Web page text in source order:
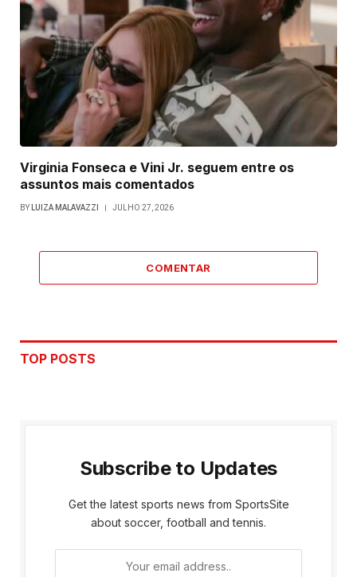
Virginia Fonseca e Vini Jr. seguem entre os
assuntos mais comentados
BY LUIZA MALAVAZZI JULHO 27, 2026
COMENTAR
TOP POSTS
Subscribe to Updates
Get the latest sports news from SportsSite
about soccer, football and tennis.